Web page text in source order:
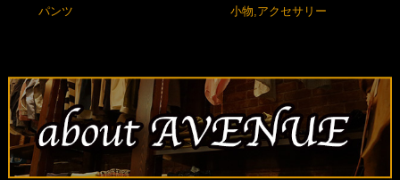
パンツ 小物,アクセサリー